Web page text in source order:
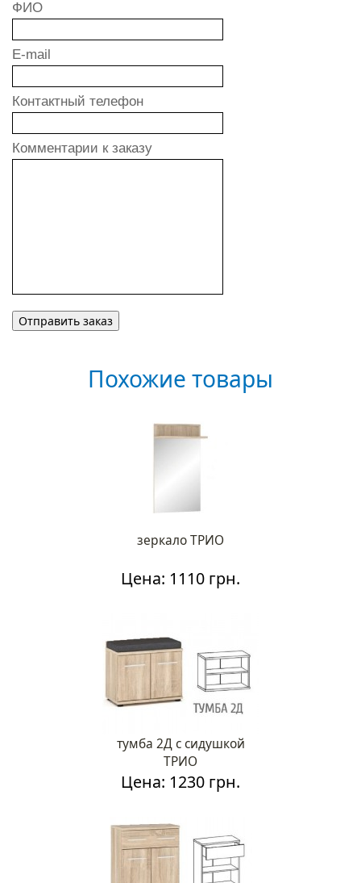
ФИО
E-mail
Контактный телефон
Комментарии к заказу
Похожие товары
зеркало ТРИО
Цена: 1110 грн.
тумба 2Д с сидушкой
ТРИО
Цена: 1230 грн.